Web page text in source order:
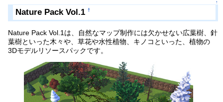
↑
Nature Pack Vol.1 †
Nature Pack Vol.1は、自然なマップ制作には欠かせない広葉樹、針
葉樹といった木々や、草花や水性植物、キノコといった、植物の
3Dモデルリソースパックです。